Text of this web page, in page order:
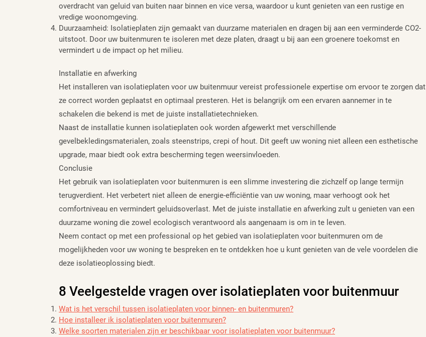
overdracht van geluid van buiten naar binnen en vice versa, waardoor u kunt genieten van een rustige en
vredige woonomgeving.
Duurzaamheid: Isolatieplaten zijn gemaakt van duurzame materialen en dragen bij aan een verminderde CO2-
uitstoot. Door uw buitenmuren te isoleren met deze platen, draagt u bij aan een groenere toekomst en
vermindert u de impact op het milieu.
Installatie en afwerking
Het installeren van isolatieplaten voor uw buitenmuur vereist professionele expertise om ervoor te zorgen dat
ze correct worden geplaatst en optimaal presteren. Het is belangrijk om een ervaren aannemer in te
schakelen die bekend is met de juiste installatietechnieken.
Naast de installatie kunnen isolatieplaten ook worden afgewerkt met verschillende
gevelbekledingsmaterialen, zoals steenstrips, crepi of hout. Dit geeft uw woning niet alleen een esthetische
upgrade, maar biedt ook extra bescherming tegen weersinvloeden.
Conclusie
Het gebruik van isolatieplaten voor buitenmuren is een slimme investering die zichzelf op lange termijn
terugverdient. Het verbetert niet alleen de energie-efficiëntie van uw woning, maar verhoogt ook het
comfortniveau en vermindert geluidsoverlast. Met de juiste installatie en afwerking zult u genieten van een
duurzame woning die zowel ecologisch verantwoord als aangenaam is om in te leven.
Neem contact op met een professional op het gebied van isolatieplaten voor buitenmuren om de
mogelijkheden voor uw woning te bespreken en te ontdekken hoe u kunt genieten van de vele voordelen die
deze isolatieoplossing biedt.
8 Veelgestelde vragen over isolatieplaten voor buitenmuur
Wat is het verschil tussen isolatieplaten voor binnen- en buitenmuren?
Hoe installeer ik isolatieplaten voor buitenmuren?
Welke soorten materialen zijn er beschikbaar voor isolatieplaten voor buitenmuur?